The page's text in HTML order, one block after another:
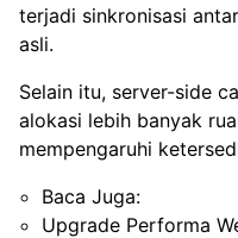
terjadi sinkronisasi
asli.
Selain itu, server-side
alokasi lebih banyak
mempengaruhi
Baca Juga:
Upgrade Performa